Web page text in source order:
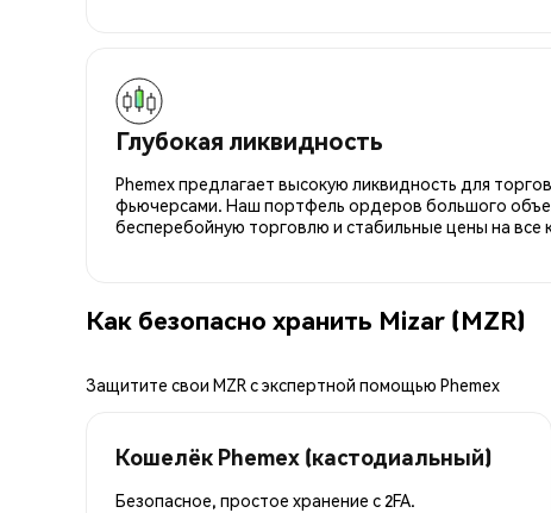
Глубокая ликвидность
Phemex предлагает высокую ликвидность для
фьючерсами. Наш портфель ордеров большого
бесперебойную торговлю и стабильные цены на все
Как безопасно хранить Mizar (MZR)
Защитите свои MZR с экспертной помощью Phemex
Кошелёк Phemex (кастодиальный)
Безопасное, простое хранение с 2FA.